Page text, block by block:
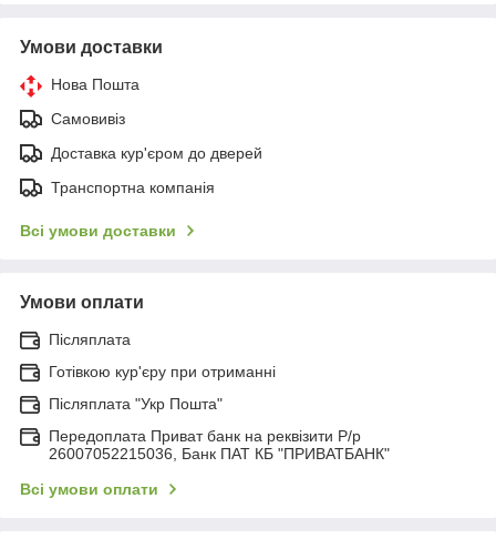
Умови доставки
Нова Пошта
Самовивіз
Доставка кур'єром до дверей
Транспортна компанія
Всі умови доставки
Умови оплати
Післяплата
Готівкою кур'єру при отриманні
Післяплата "Укр Пошта"
Передоплата Приват банк на реквізити Р/р
26007052215036, Банк ПАТ КБ "ПРИВАТБАНК"
Всі умови оплати